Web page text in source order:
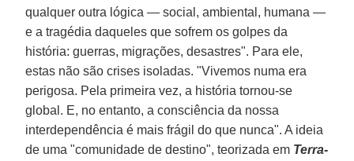
qualquer outra lógica — social, ambiental, humana —
e a tragédia daqueles que sofrem os golpes da
história: guerras, migrações, desastres". Para ele,
estas não são crises isoladas. "Vivemos numa era
perigosa. Pela primeira vez, a história tornou-se
global. E, no entanto, a consciência da nossa
interdependência é mais frágil do que nunca". A ideia
de uma "comunidade de destino", teorizada em Terra-